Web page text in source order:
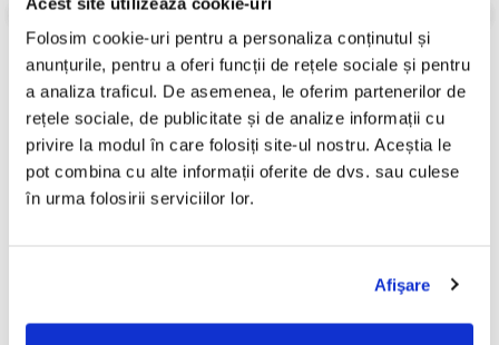
Folosim cookie-uri pentru a personaliza conținutul și
anunțurile, pentru a oferi funcții de rețele sociale și pentru
a analiza traficul. De asemenea, le oferim partenerilor de
rețele sociale, de publicitate și de analize informații cu
privire la modul în care folosiți site-ul nostru. Aceștia le
pot combina cu alte informații oferite de dvs. sau culese
în urma folosirii serviciilor lor.
Afişare
Stare Coperta:Mint
Stare Disc:
Mint
Gen:Rock
Stil:Prog Rock
An Lansare:An Lansare:
Informatii conformitate produs
Review-uri(0)
PRODUSE ALTERNATIVE